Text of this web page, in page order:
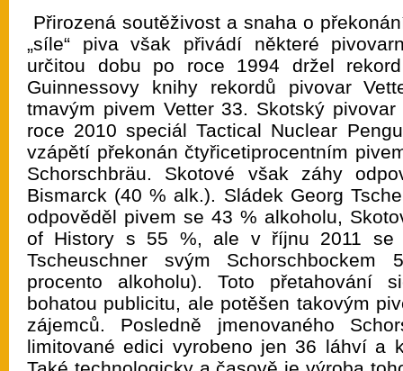
Přirozená soutěživost a snaha o
„síle“ piva však přivádí některé
určitou dobu po roce 1994 držel
Guinnessovy knihy rekordů pivovar
tmavým pivem Vetter 33. Skotský
roce 2010 speciál Tactical Nuclear
vzápětí překonán čtyřicetiprocentním
Schorschbräu. Skotové však záhy
Bismarck (40 % alk.). Sládek Georg
odpověděl pivem se 43 % alkoholu,
of History s 55 %, ale v říjnu 2011 se
Tscheuschner svým
procento alkoholu). Toto přetahování
bohatou publicitu, ale potěšen takovým
zájemců. Posledně jmenovaného
limitované edici vyrobeno jen 36 láhví a